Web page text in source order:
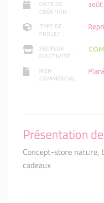
DATE DE
CRÉATION :
août
TYPE DE
PROJET :
SECTEUR
D'ACTIVITÉ :
NOM
COMMERCIAL
:
Présentation
Concept-store nature,
cadeaux